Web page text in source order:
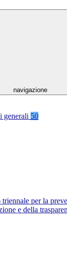
navigazione
generali 50
triennale per la
e della